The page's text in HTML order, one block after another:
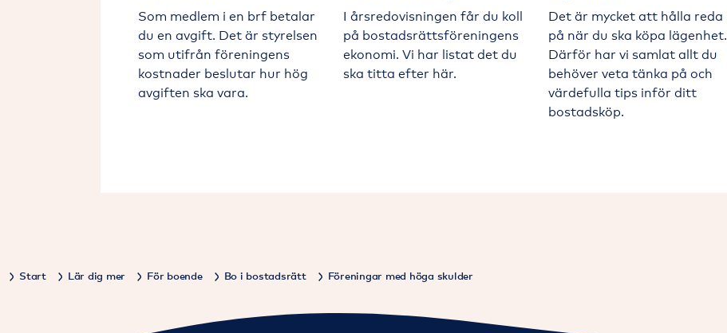
Som medlem i en brf betalar
du en avgift. Det är styrelsen
som utifrån föreningens
kostnader beslutar hur hög
avgiften ska vara.
I årsredovisningen får du koll
på bostadsrättsföreningens
ekonomi. Vi har listat det du
ska titta efter här.
Det är mycket att hålla reda
på när du ska köpa lägenhet.
Därför har vi samlat allt du
behöver veta tänka på och
värdefulla tips inför ditt
bostadsköp.
Start Lär dig mer För boende Bo i bostadsrätt Föreningar med höga skulder